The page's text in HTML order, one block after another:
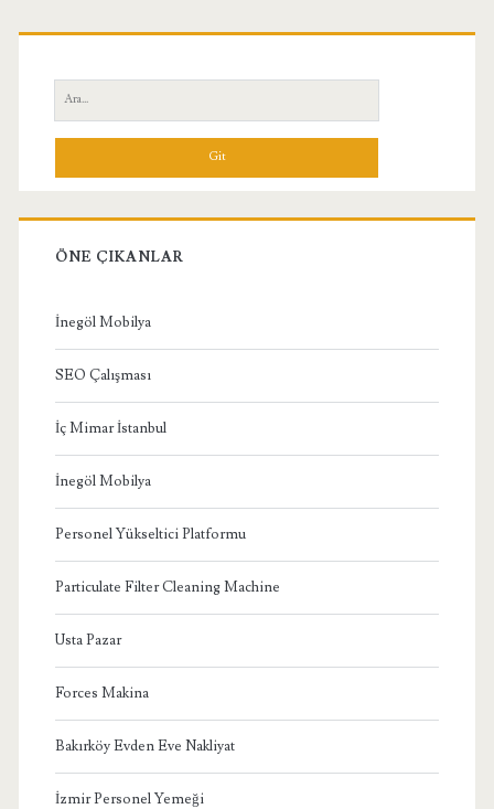
Birincil
Yan
Menü
Ara:
ÖNE ÇIKANLAR
İnegöl Mobilya
SEO Çalışması
İç Mimar İstanbul
İnegöl Mobilya
Personel Yükseltici Platformu
Particulate Filter Cleaning Machine
Usta Pazar
Forces Makina
Bakırköy Evden Eve Nakliyat
İzmir Personel Yemeği